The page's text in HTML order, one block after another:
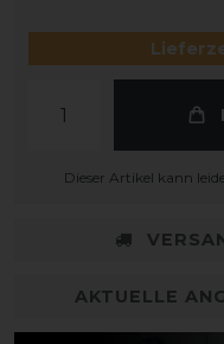
Dieser Artikel kann
AKTUELLE